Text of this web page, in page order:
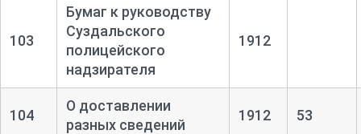
103
Бумаг к руководству
Суздальского
полицейского
надзирателя
1912
104
О доставлении
разных сведений
1912 53